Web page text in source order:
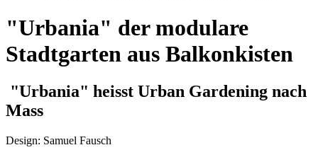
"Urbania" der modulare
Stadtgarten aus Balkonkisten
"Urbania" heisst Urban Gardening nach
Mass
Design: Samuel Fausch